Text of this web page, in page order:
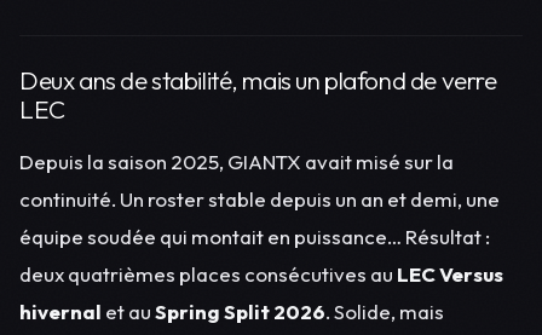
Deux ans de stabilité, mais un plafond de verre
LEC
Depuis la saison 2025, GIANTX avait misé sur la
continuité. Un roster stable depuis un an et demi, une
équipe soudée qui montait en puissance… Résultat :
deux quatrièmes places consécutives au LEC Versus
hivernal et auSpring Split 2026. Solide, mais